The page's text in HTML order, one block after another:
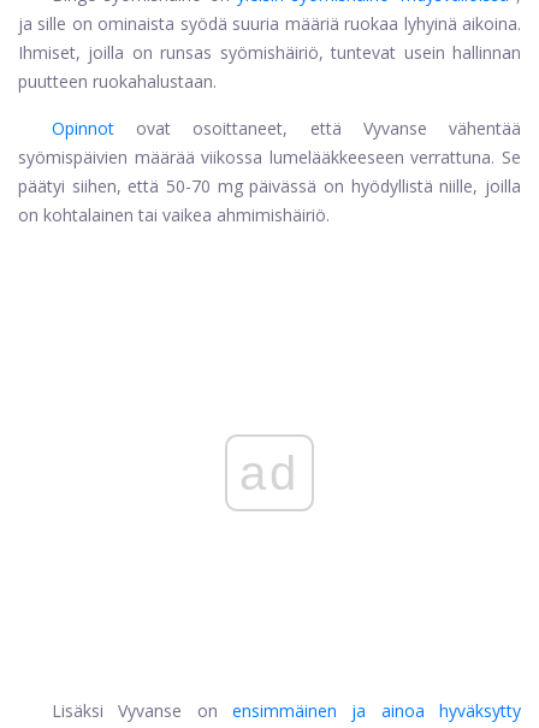
ja sille on ominaista syödä suuria määriä ruokaa lyhyinä aikoina.
Ihmiset, joilla on runsas syömishäiriö, tuntevat usein hallinnan
puutteen ruokahalustaan.
Opinnot
ovat osoittaneet, että Vyvanse vähentää
syömispäivien määrää viikossa lumelääkkeeseen verrattuna. Se
päätyi siihen, että 50-70 mg päivässä on hyödyllistä niille, joilla
on kohtalainen tai vaikea ahmimishäiriö.
ad
Lisäksi Vyvanse on ensimmäinen ja ainoa hyväksytty